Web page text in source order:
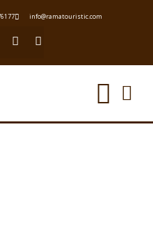
info@ramatouristic.com